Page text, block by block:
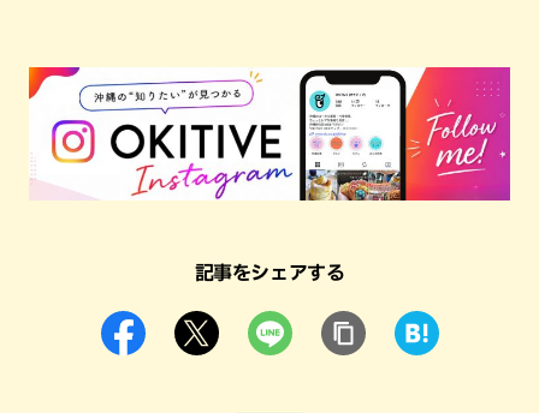
記事をシェアする